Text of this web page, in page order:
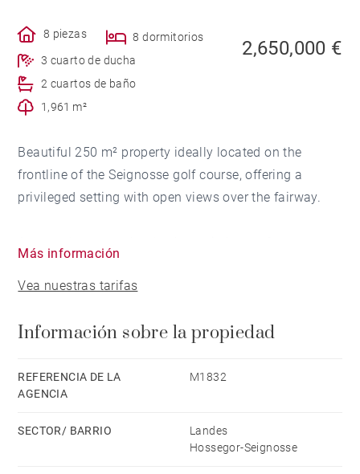
8 piezas
8 dormitorios
3 cuarto de ducha
2 cuartos de baño
1,961 m²
2,650,000 €
Beautiful 250 m² property ideally located on the
frontline of the Seignosse golf course, offering a
privileged setting with open views over the fairway.
terraces and the garden, allowing you to fully enjoy
comprises four bedrooms, including a master suite, as
ideal for guests or additional privacy.
The property also benefits from a separate guest
house of 80 m², comprising a living room, kitchen,
Más información
Vea nuestras tarifas
Información sobre la propiedad
REFERENCIA DE LA
AGENCIA
M1832
SECTOR/ BARRIO
Landes
Hossegor-Seignosse